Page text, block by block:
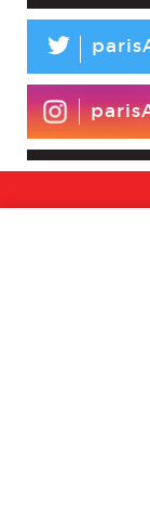
L